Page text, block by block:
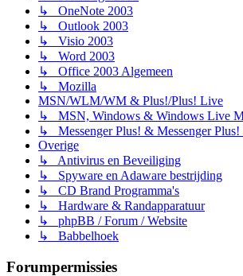
↳ OneNote 2003
↳ Outlook 2003
↳ Visio 2003
↳ Word 2003
↳ Office 2003 Algemeen
↳ Mozilla
MSN/WLM/WM & Plus!/Plus! Live
↳ MSN, Windows & Windows Live
↳ Messenger Plus! & Messenger
Overige
↳ Antivirus en Beveiliging
↳ Spyware en Adaware bestrijding
↳ CD Brand Programma's
↳ Hardware & Randapparatuur
↳ phpBB / Forum / Website
↳ Babbelhoek
Forumpermissies